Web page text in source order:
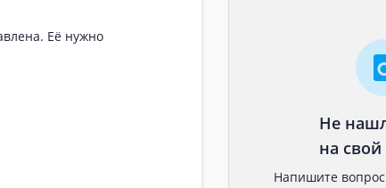
Её нужно
Не
на свой
Напишите